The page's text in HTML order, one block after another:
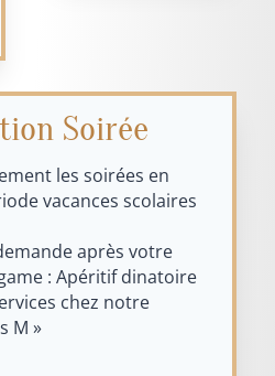
Soirée
les soirées en
vacances scolaires
après votre
: Apéritif dinatoire
chez notre
M »